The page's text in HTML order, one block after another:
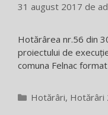
31 august 2017 de
Hotărârea nr.56 din
proiectului de
comuna Felnac
Categorii
Hotărâri, Hotărâri